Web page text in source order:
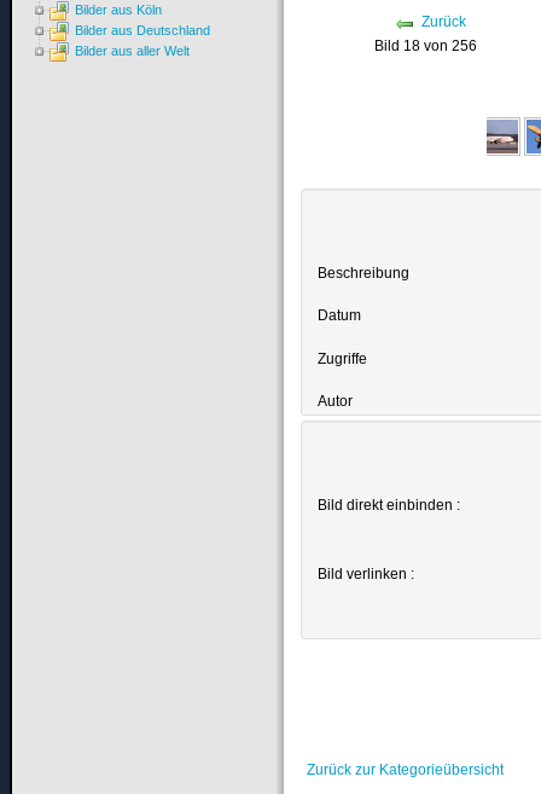
Zurück
Bild 18 von 256
Beschreibung
Datum
Zugriffe
Autor
Bild direkt einbinden :
Bild verlinken :
Zurück zur Kategorieübersicht
Bilder aus Köln
Bilder aus Deutschland
Bilder aus aller Welt